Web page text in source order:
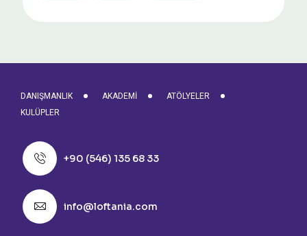
DANIŞMANLIK AKADEMI
ATÖLYELER
KULÜPLER
+90 (546) 135 68 33
info@loftania.com